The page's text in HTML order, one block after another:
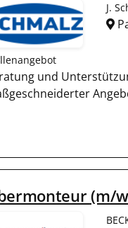
J.
und
(m/